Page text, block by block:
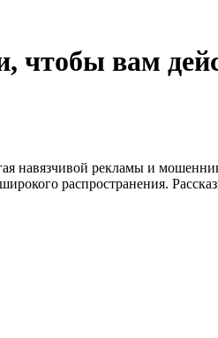
чтобы вам
навязчивой рекламы и
распространения.